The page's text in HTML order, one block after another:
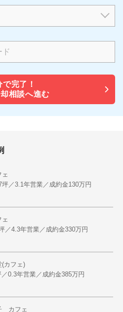
で完了！
相談へ進む
坪／3.1年営業／成約金130万円
／4.3年営業／成約金330万円
カフェ)
0.3年営業／成約金385万円
カフェ